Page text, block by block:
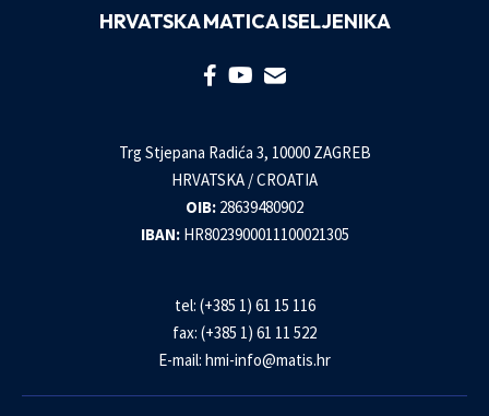
HRVATSKA MATICA ISELJENIKA
Trg Stjepana Radića 3, 10000 ZAGREB
HRVATSKA / CROATIA
OIB: 28639480902
IBAN: HR8023900011100021305
tel: (+385 1) 61 15 116
fax: (+385 1) 61 11 522
E-mail: hmi-info@matis.hr